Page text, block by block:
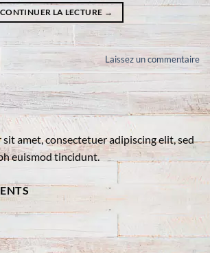
CONTINUER LA LECTURE →
Laissez un commentaire
amet, consectetuer adipiscing elit, sed
euismod tincidunt.